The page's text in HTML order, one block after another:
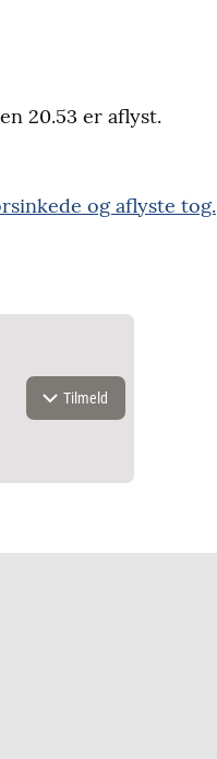
20.53 er aflyst.
og aflyste tog.
Tilmeld